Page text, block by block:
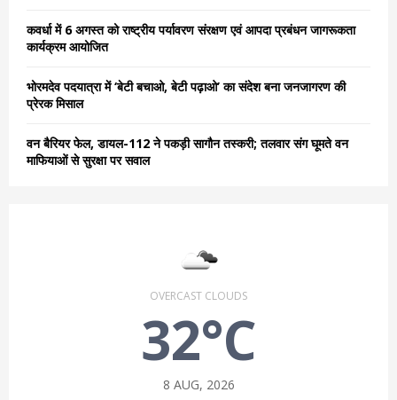
कवर्धा में 6 अगस्त को राष्ट्रीय पर्यावरण संरक्षण एवं आपदा प्रबंधन जागरूकता
कार्यक्रम आयोजित
भोरमदेव पदयात्रा में ‘बेटी बचाओ, बेटी पढ़ाओ’ का संदेश बना जनजागरण की
प्रेरक मिसाल
वन बैरियर फेल, डायल-112 ने पकड़ी सागौन तस्करी; तलवार संग घूमते वन
माफियाओं से सुरक्षा पर सवाल
OVERCAST CLOUDS
32°C
8 AUG, 2026